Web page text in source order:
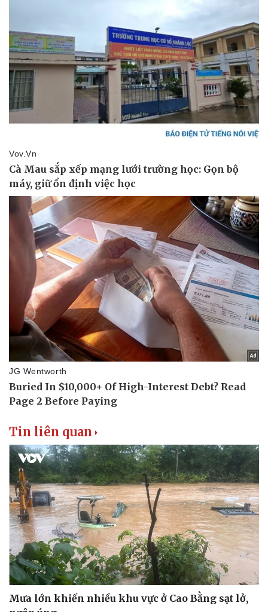
Thể thao
Lịch thi đấu bóng đá
Ô tô - Xe máy
Xe máy
Tin liên quan
Mưa lớn khiến nhiều khu vực ở Cao Bằng sạt lở,